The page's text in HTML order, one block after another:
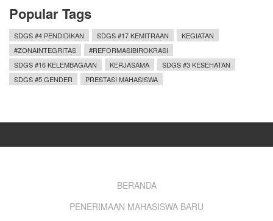
Popular Tags
SDGS #4 PENDIDIKAN SDGS #17 KEMITRAAN
KEGIATAN
#ZONAINTEGRITAS
#REFORMASIBIROKRASI
SDGS #16 KELEMBAGAAN
KERJASAMA
SDGS #3 KESEHATAN
SDGS #5 GENDER
PRESTASI MAHASISWA
BERANDA
PENERIMAAN MAHASISWA BARU